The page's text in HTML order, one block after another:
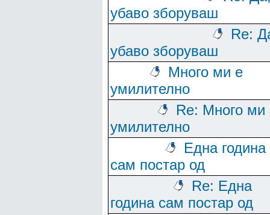
убаво зборуваш
Re:
убаво зборуваш
Много ми е
умилително
Re: Много ми
умилително
Една година
сам постар од
Re: Една
година сам постар од